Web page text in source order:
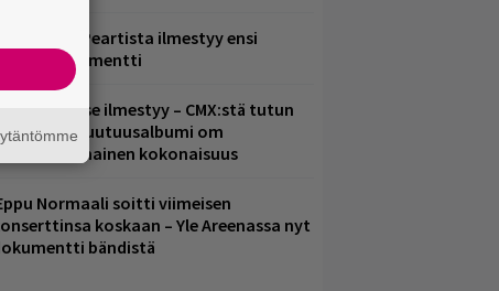
Rushin Neil Peartista ilmestyy ensi
kuussa dokumentti
Huomenna se ilmestyy – CMX:stä tutun
Yrjänän uutuusalbumi om
mammuttimainen kokonaisuus
Normaali soitti viimeisen
koskaan – Yle Areenassa nyt
bändistä